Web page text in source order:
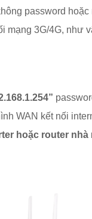
password
mạng 3G/4G, như
WAN kết nối
hoặc router nhà